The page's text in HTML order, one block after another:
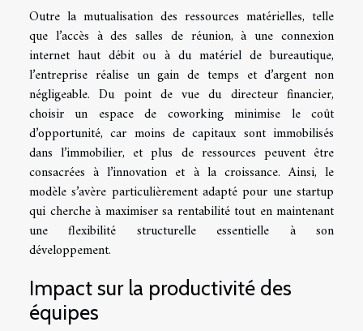
Outre la mutualisation des ressources matérielles, telle
que l’accès à des salles de réunion, à une connexion
internet haut débit ou à du matériel de bureautique,
l’entreprise réalise un gain de temps et d’argent non
négligeable. Du point de vue du directeur financier,
choisir un espace de coworking minimise le coût
d’opportunité, car moins de capitaux sont immobilisés
dans l’immobilier, et plus de ressources peuvent être
consacrées à l’innovation et à la croissance. Ainsi, le
modèle s’avère particulièrement adapté pour une startup
qui cherche à maximiser sa rentabilité tout en maintenant
une flexibilité structurelle essentielle à son
développement.
Impact sur la productivité des
équipes